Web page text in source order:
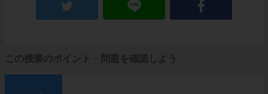
この授業のポイント・問題を確認しよう